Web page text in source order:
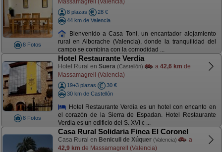
8 Fotos
Massamagrell (Valencia)
8 plazas
28 €
44 km de Valencia
Bienvenido a Casa Toni, un encantador alojamiento
rural en Alborache (Valencia), donde la tranquilidad del
campo se combina con la comodidad ...
8 Fotos
Hotel Restaurante Verdia
Hotel Rural en Suera (Castellón) a 42,6 km de
Massamagrell (Valencia)
19+3 plazas
30 €
30 km de Castellón
Hotel Restaurante Verdia es un hotel con encanto en
el corazón de la Sierra de Espadan. Hotel Restaurante
Verdia es un edificio del S. XVI c ...
Casa Rural Solidaria Finca El Coronel
Casa Rural en Benicull de Xúquer (Valencia)
a
42,9 km de Massamagrell (Valencia)